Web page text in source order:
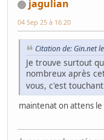
jagulian
04 Sep 25 à 16:20
Citation de: Gin.net
Je trouve surtout
nombreux après
vous, c'est touchant
maintenat on attens